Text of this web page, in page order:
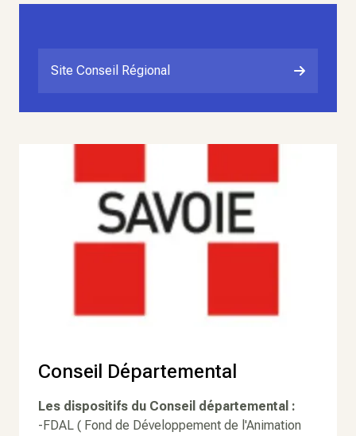
Site Conseil Régional
Conseil Départemental
Les dispositifs du Conseil départemental :
-FDAL ( Fond de Développement de l'Animation